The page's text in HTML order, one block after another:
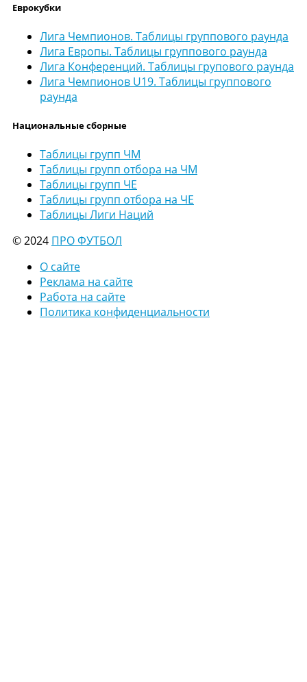
Еврокубки
Лига Чемпионов. Таблицы группового раунда
Лига Европы. Таблицы группового раунда
Лига Конференций. Таблицы групового раунда
Лига Чемпионов U19. Таблицы группового
раунда
Национальные сборные
Таблицы групп ЧМ
Таблицы групп отбора на ЧМ
Таблицы групп ЧЕ
Таблицы групп отбора на ЧЕ
Таблицы Лиги Наций
© 2024 ПРО ФУТБОЛ
О сайте
Реклама на сайте
Работа на сайте
Политика конфиденциальности